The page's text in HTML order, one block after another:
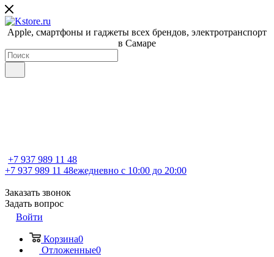
Apple, cмартфоны и гаджеты всех брендов, электротранспорт
в Самаре
+7 937 989 11 48
+7 937 989 11 48ежедневно с 10:00 до 20:00
Заказать звонок
Задать вопрос
Войти
Корзина0
Отложенные0